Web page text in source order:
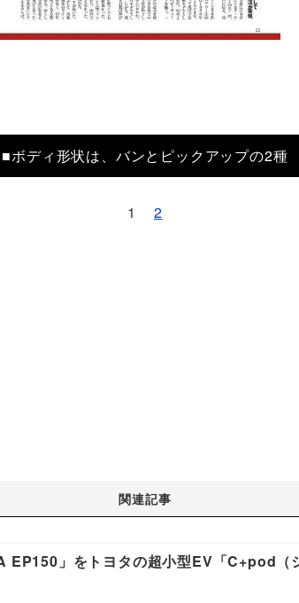
■ボディ形状は、バンとピックアップの2種
1 2
関連記事
EP150」をトヨタの超小型EV「C+pod（